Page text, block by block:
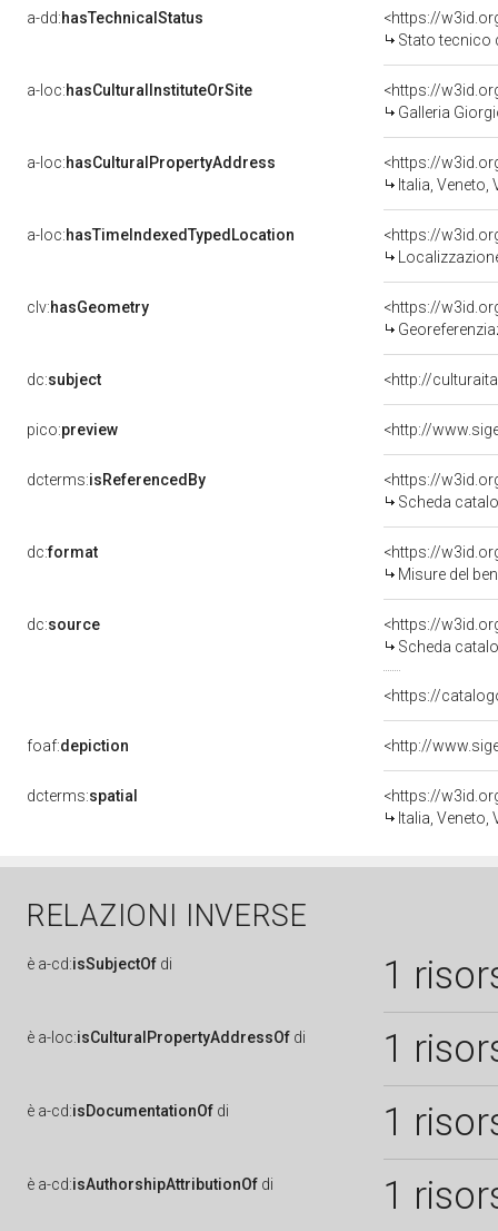
a-dd:hasTechnicalStatus
<https://
Stato tecnico
a-loc:hasCulturalInstituteOrSite
<https://
Galleria
a-loc:hasCulturalPropertyAddress
<https://
Italia, Veneto,
a-loc:hasTimeIndexedTypedLocation
<https://
clv:hasGeometry
<https://
dc:subject <http://
pico:preview
dcterms:isReferencedBy
<https://
Scheda
dc:format
<https://
Misure del
dc:source
<https://
Scheda
<https://
foaf:depiction
dcterms:spatial
<https://
Italia, Veneto,
RELAZIONI INVERSE
è a-cd:isSubjectOf di 1
è a-loc:isCulturalPropertyAddressOf di 1
è a-cd:isDocumentationOf di 1
è a-cd:isAuthorshipAttributionOf di 1